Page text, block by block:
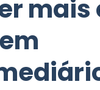
mais